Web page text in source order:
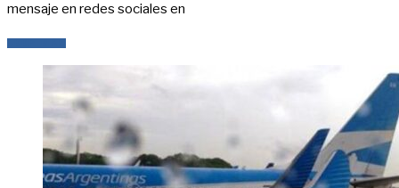
mensaje en redes sociales en